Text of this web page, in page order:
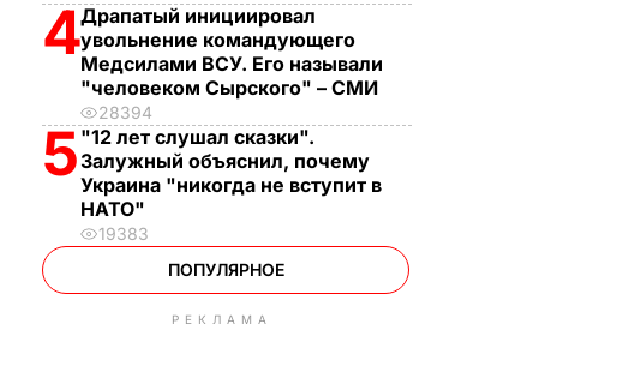
4Драпатый инициировал
увольнение командующего
Медсилами ВСУ. Его называли
"человеком Сырского" – СМИ
28394
5 "12 лет слушал сказки".
Залужный объяснил, почему
Украина "никогда не вступит в
НАТО"
19383
ПОПУЛЯРНОЕ
РЕКЛАМА